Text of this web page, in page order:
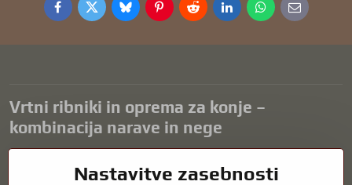
FacebookTwitterBlueskyPinterestRedditLinkedInWhatsApp
E-
mail
Vrtni ribniki in oprema za konje –
kombinacija narave in nege
harmonično okolje za sprostitev in življenje vodnih živali. Pravilna
Nastavitve zasebnosti